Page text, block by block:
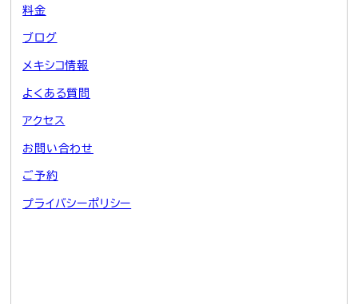
料金
ブログ
メキシコ情報
よくある質問
アクセス
お問い合わせ
ご予約
プライバシーポリシー